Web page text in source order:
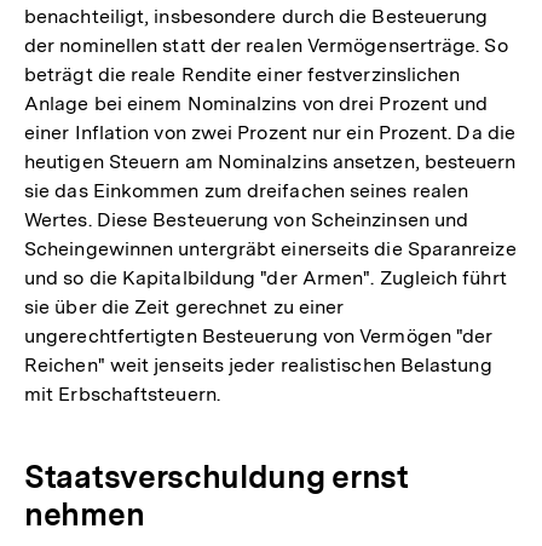
benachteiligt, insbesondere durch die Besteuerung
der nominellen statt der realen Vermögenserträge. So
beträgt die reale Rendite einer festverzinslichen
Anlage bei einem Nominalzins von drei Prozent und
einer Inflation von zwei Prozent nur ein Prozent. Da die
heutigen Steuern am Nominalzins ansetzen, besteuern
sie das Einkommen zum dreifachen seines realen
Wertes. Diese Besteuerung von Scheinzinsen und
Scheingewinnen untergräbt einerseits die Sparanreize
und so die Kapitalbildung "der Armen". Zugleich führt
sie über die Zeit gerechnet zu einer
ungerechtfertigten Besteuerung von Vermögen "der
Reichen" weit jenseits jeder realistischen Belastung
mit Erbschaftsteuern.
Staatsverschuldung ernst
nehmen